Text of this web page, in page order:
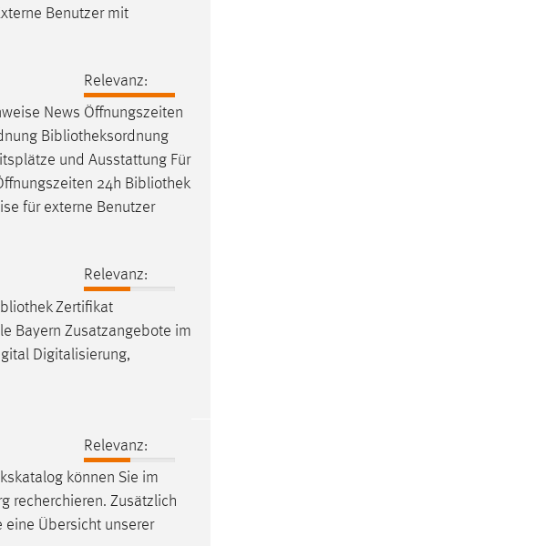
Benutzer mit
Relevanz:
News Öffnungszeiten
Bibliotheksordnung
und Ausstattung Für
24h Bibliothek
für externe Benutzer
Relevanz:
Zertifikat
Bayern Zusatzangebote im
Digitalisierung,
Relevanz:
können Sie im
recherchieren. Zusätzlich
Übersicht unserer